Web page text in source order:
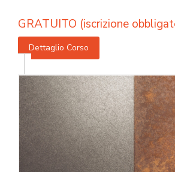
GRATUITO (iscrizione
Dettaglio Corso